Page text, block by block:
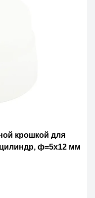
крошкой для
ф=5х12 мм